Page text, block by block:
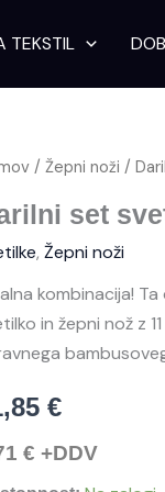
TEKSTIL
/Žepni noži /
set
,Žepni noži
kombinacija!
in žepni nož z
€
€ +DDV